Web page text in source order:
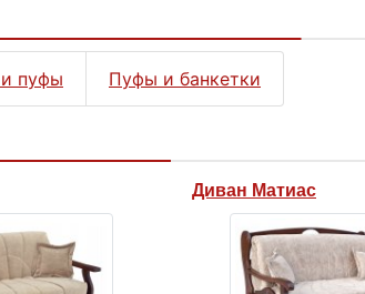
пуфы Пуфы и банкетки
Диван Матиас